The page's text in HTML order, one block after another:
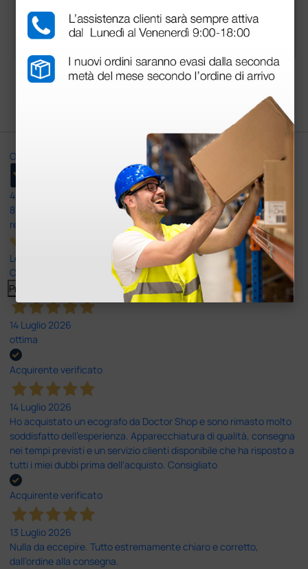
300,00 €
(Prezzo i.e.)
(Prezzo i.e.)
Ottimo
4,6
8.330
recensioni
Le nostre recensioni a 4 e 5 stelle.
Clicca qui per leggerle tutte >
Precedente
14 Luglio 2026
ottima
Acquirente verificato
14 Luglio 2026
Ho acquistato un ecografo da Doctor Shop e sono rimasto molto
soddisfatto dell'esperienza. Apparecchiatura di qualità, consegna
nei tempi previsti e un servizio clienti disponibile che ha risposto a
tutti i miei dubbi prima dell'acquisto. Consigliato
Acquirente verificato
13 Luglio 2026
Nulla da eccepire. Tutto estremamente chiaro e corretto,
dall’ordine alla consegna.